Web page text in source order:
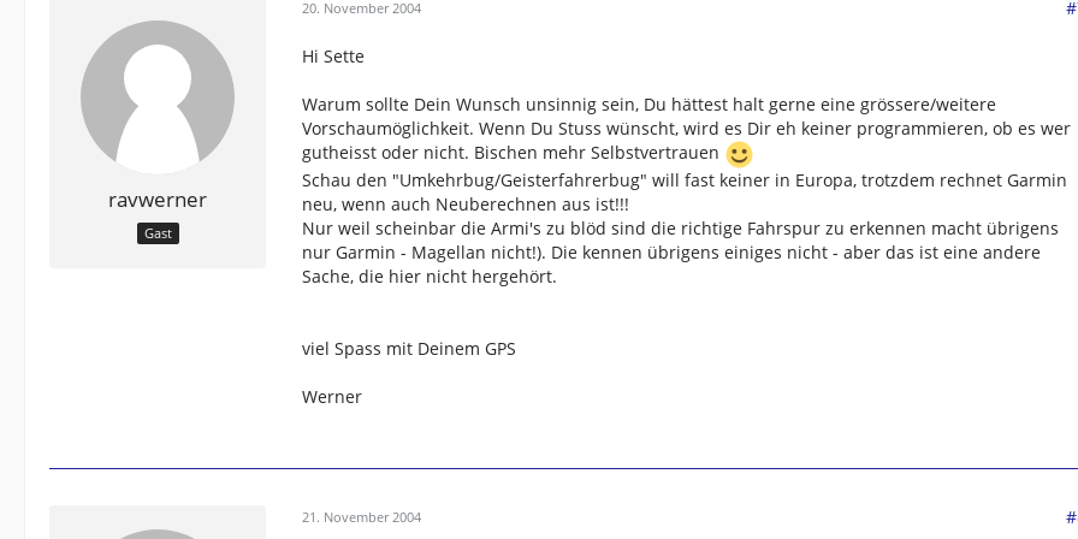
ravwerner
Gast
20. November 2004
Hi Sette
Warum sollte Dein Wunsch unsinnig sein, Du hättest halt gerne eine grössere/weitere
Vorschaumöglichkeit. Wenn Du Stuss wünscht, wird es Dir eh keiner programmieren, ob es wer
gutheisst oder nicht. Bischen mehr Selbstvertrauen
Schau den "Umkehrbug/Geisterfahrerbug" will fast keiner in Europa, trotzdem rechnet Garmin
neu, wenn auch Neuberechnen aus ist!!!
Nur weil scheinbar die Armi's zu blöd sind die richtige Fahrspur zu erkennen macht übrigens
nur Garmin - Magellan nicht!). Die kennen übrigens einiges nicht - aber das ist eine andere
Sache, die hier nicht hergehört.
viel Spass mit Deinem GPS
Werner
21. November 2004